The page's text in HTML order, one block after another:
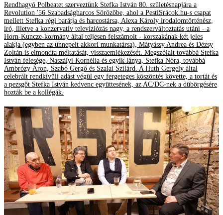
Rendhagyó Polbeatet szerveztünk Stefka István 80. születésnapjára a
Revolution '56 Szabadságharcos Sörözőbe, ahol a PestiSrácok.hu-s csapat
mellett Stefka régi barátja és harcostársa, Alexa Károly irodalomtörténész,
író, illetve a konzervatív televíziózás nagy, a rendszerváltoztatás utáni - a
Horn-Kuncze-kormány által teljesen felszámolt - korszakának két jeles
alakja (egyben az ünnepelt akkori munkatársa), Mátyássy Andrea és Dézsy
Zoltán is elmondta méltatását, visszaemlékezését. Megszólalt továbbá Stefka
István felesége, Naszályi Kornélia és egyik lánya, Stefka Nóra, továbbá
Ambrózy Áron, Szabó Gergő és Szalai Szilárd. A Huth Gergely által
celebrált rendkívüli adást végül egy fergeteges köszöntés követte, a tortát és
a pezsgőt Stefka István kedvenc együttesének, az AC/DC-nek a dübörgésére
hozták be a kollégák.